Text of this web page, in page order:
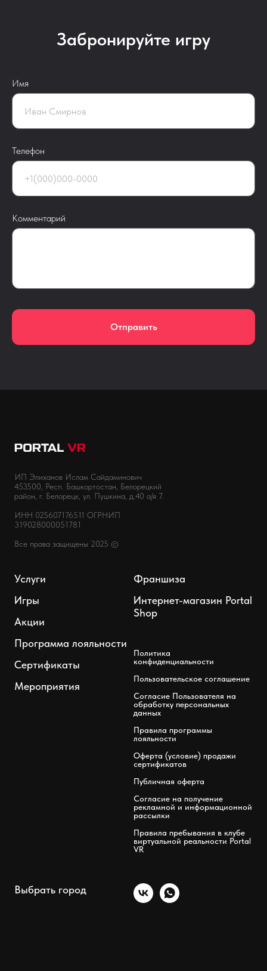
Забронируйте игру
Имя
Телефон
Комментарий
Отправить
ИП Элиханов Ислам Сайдаминович
453500, Респ. Башкортостан, Белорецкий
район, г. Белорецк, ул. Пушкина, д.40 а/я 7.
ИНН 025607176511 ОГРНИП
319028000051781
Все права защищены 2025 ©
Услуги
Игры
Акции
Программа лояльности
Сертификаты
Мероприятия
Франшиза
Интернет-магазин Portal
Shop
Политика
конфиденциальности
Пользовательское соглашение
Согласие Пользователя на
обработку персональных
данных
Правила программы
лояльности
Оферта (условие) продажи
сертификатов
Публичная оферта
Согласие на получение
рекламной и информационной
рассылки
Правила пребывания в клубе
виртуальной реальности Portal
VR
Выбрать город